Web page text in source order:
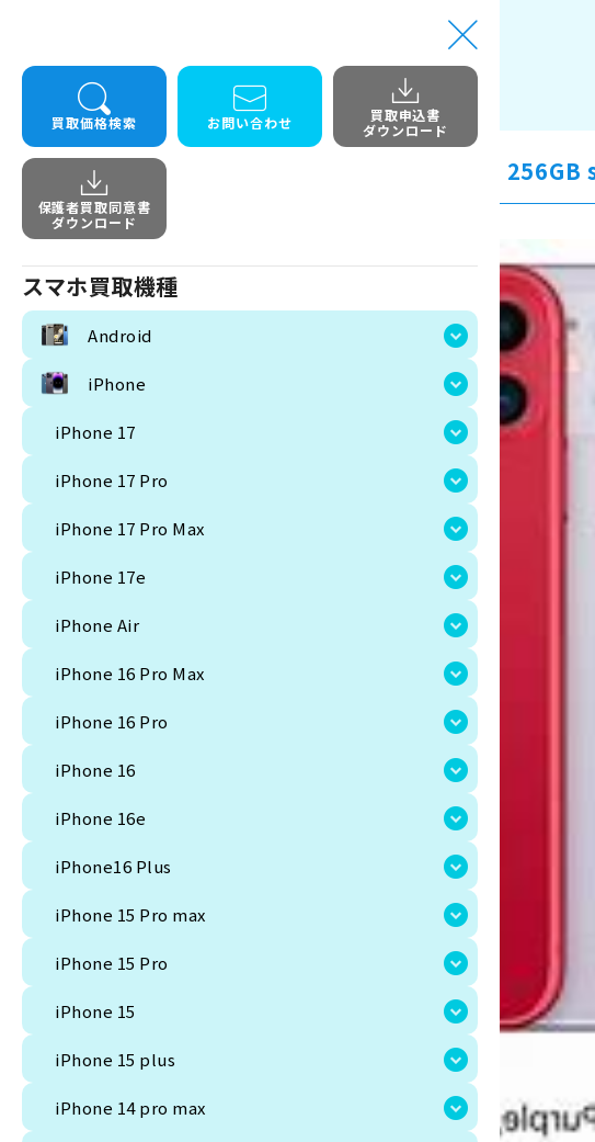
買取価格検索 お問い合わせ
買取申込書
ダウンロード
保護者買取同意書
ダウンロード
スマホ買取機種
Android
iPhone
iPhone 17
iPhone 17 Pro
iPhone 17 Pro Max
iPhone 17e
iPhone Air
iPhone 16 Pro Max
iPhone 16 Pro
iPhone 16
iPhone 16e
iPhone16 Plus
iPhone 15 Pro max
iPhone 15 Pro
iPhone 15
iPhone 15 plus
iPhone 14 pro max
トップ 256GB iphone 11 256GB simfree未開封
iphone 11